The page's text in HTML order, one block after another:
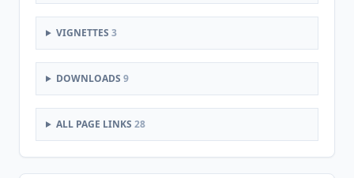
VIGNETTES 3
DOWNLOADS 9
ALL PAGE LINKS 28